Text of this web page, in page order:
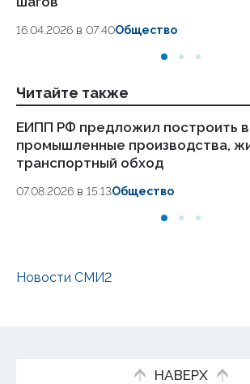
16.04.2026 в 07:40Общество
Читайте также
ЕИПП РФ предложил построить
промышленные производства,
транспортный обход
07.08.2026 в 15:13Общество
Новости СМИ2
НАВЕРХ